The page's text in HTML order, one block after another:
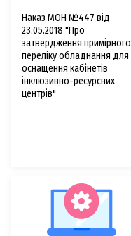
Наказ МОН №447 від
23.05.2018 "Про
затвердження примірного
переліку обладнання для
оснащення кабінетів
інклюзивно-ресурсних
центрів"